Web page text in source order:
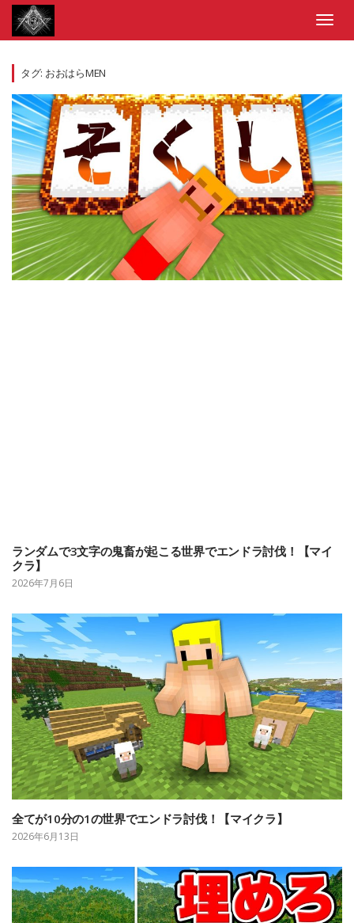
Skip
content
タグ: おおはらMEN
ランダムで3文字の鬼畜が起こる世界でエンドラ討伐！【マイ
クラ】
2026年7月6日
全てが10分の1の世界でエンドラ討伐！【マイクラ】
2026年6月13日